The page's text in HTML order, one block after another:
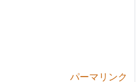
パーマリンク